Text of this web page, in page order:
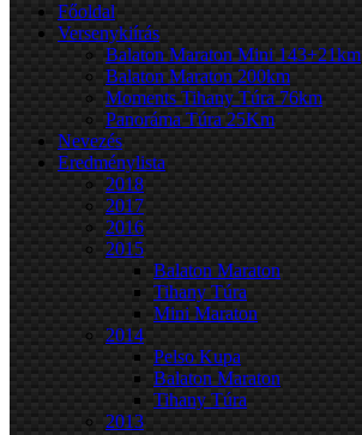
Főoldal
Versenykiírás
Balaton Maraton Mini 143+21km
Balaton Maraton 200km
Moments Tihany Túra 76km
Panoráma Túra 25Km
Nevezés
Eredménylista
2018
2017
2016
2015
Balaton Maraton
Tihany Túra
Mini Maraton
2014
Pelso Kupa
Balaton Maraton
Tihany Túra
2013